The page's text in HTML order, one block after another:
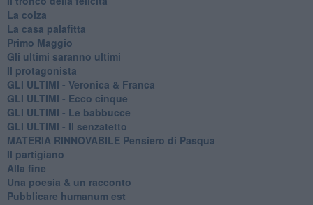
La colza
La casa palafitta
Primo Maggio
Gli ultimi saranno ultimi
Il protagonista
GLI ULTIMI - Veronica & Franca
GLI ULTIMI - Ecco cinque
GLI ULTIMI - Le babbucce
GLI ULTIMI - Il senzatetto
MATERIA RINNOVABILE Pensiero di Pasqua
Il partigiano
Alla fine
Una poesia & un racconto
Pubblicare humanum est